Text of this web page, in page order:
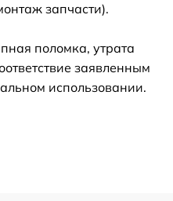
запчасти).
поломка, утрата
заявленным
использовании.